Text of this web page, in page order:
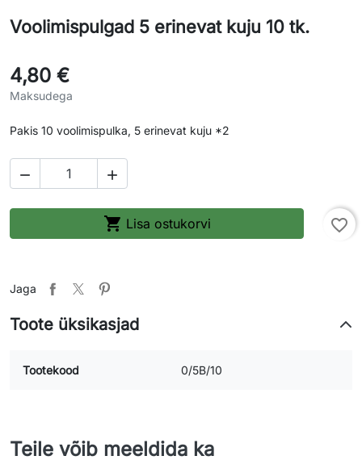
Voolimispulgad 5 erinevat kuju 10 tk.
4,80 €
Maksudega
Pakis 10 voolimispulka, 5 erinevat kuju *2
 
 Lisa ostukorvi favorite_border
Jaga
Toote üksikasjad
Tootekood 0/5B/10
Teile võib meeldida ka